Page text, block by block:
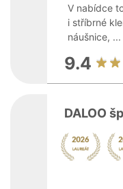
V nabídce
i stříbrné
náušnice, ...
9.4
DALOO